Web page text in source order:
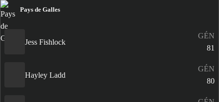
Pays de Galles
Jess Fishlock
GÉN
81
Hayley Ladd
GÉN
80